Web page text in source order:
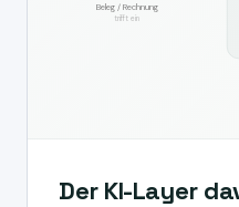
Beleg / Rechnung
trifft ein
Der KI-Layer